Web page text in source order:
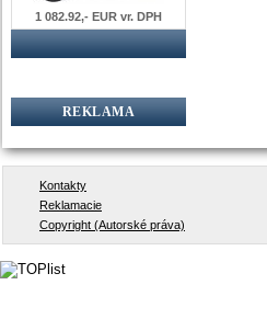
1 082.92,- EUR vr. DPH
REKLAMA
Kontakty
Reklamacie
Copyright (Autorské práva)